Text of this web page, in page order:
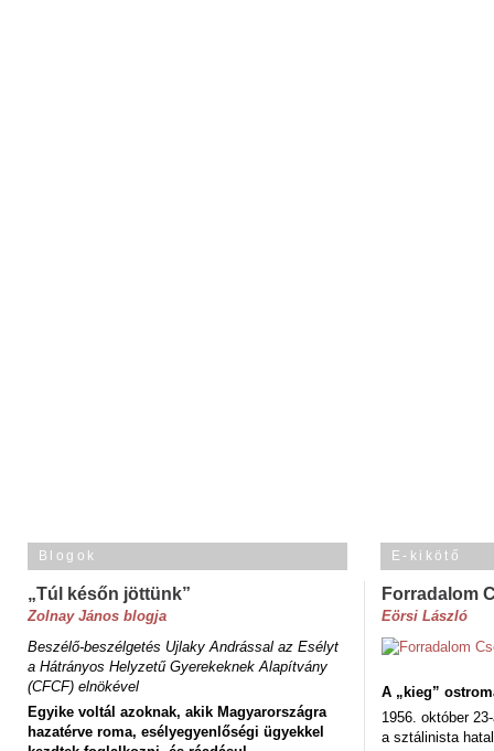
Blogok
„Túl későn jöttünk”
Zolnay János blogja
Beszélő-beszélgetés Ujlaky Andrással az Esélyt
a Hátrányos Helyzetű Gyerekeknek Alapítvány
(CFCF) elnökével
Egyike voltál azoknak, akik Magyarországra
hazatérve roma, esélyegyenlőségi ügyekkel
E-kikötő
Forradalom
Eörsi László
A „kieg”
1956. október
a sztálinista